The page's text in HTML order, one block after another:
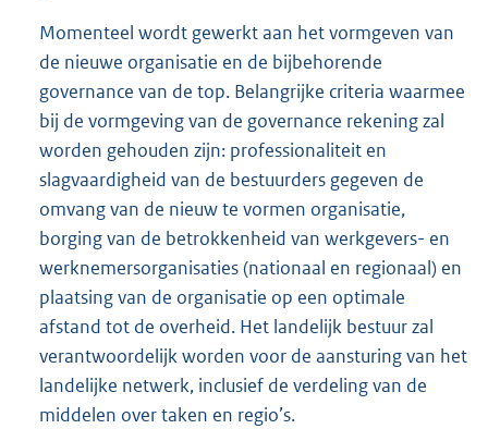
Momenteel wordt gewerkt aan het vormgeven van
de nieuwe organisatie en de bijbehorende
governance van de top. Belangrijke criteria waarmee
bij de vormgeving van de governance rekening zal
worden gehouden zijn: professionaliteit en
slagvaardigheid van de bestuurders gegeven de
omvang van de nieuw te vormen organisatie,
borging van de betrokkenheid van werkgevers- en
werknemersorganisaties (nationaal en regionaal) en
plaatsing van de organisatie op een optimale
afstand tot de overheid. Het landelijk bestuur zal
verantwoordelijk worden voor de aansturing van het
landelijke netwerk, inclusief de verdeling van de
middelen over taken en regio’s.